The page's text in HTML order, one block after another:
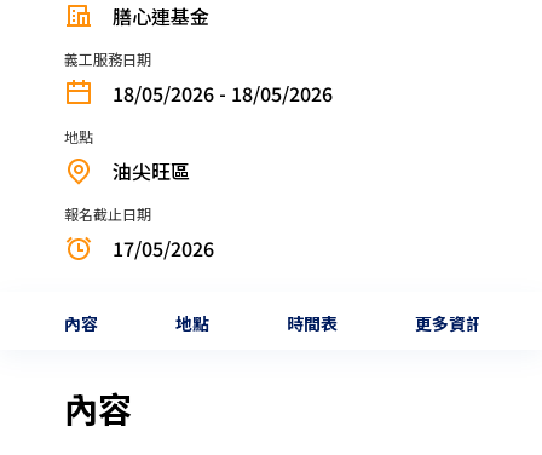
膳心連基金
義工服務日期
18/05/2026 - 18/05/2026
地點
油尖旺區
報名截止日期
17/05/2026
內容 地點 時間表 更多資訊
內容